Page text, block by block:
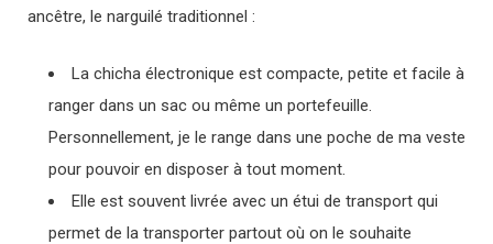
ancêtre, le narguilé traditionnel :
La chicha électronique est compacte, petite et facile à
ranger dans un sac ou même un portefeuille.
Personnellement, je le range dans une poche de ma veste
pour pouvoir en disposer à tout moment.
Elle est souvent livrée avec un étui de transport qui
permet de la transporter partout où on le souhaite